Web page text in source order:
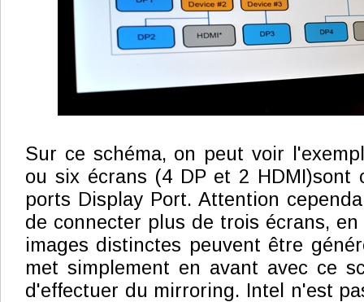
Sur ce schéma, on peut voir
ou six écrans (4 DP et 2 HDMI)sont
ports Display Port. Attention
de connecter plus de trois écrans,
images distinctes peuvent être
met simplement en avant avec ce
d'effectuer du mirroring. Intel n'est